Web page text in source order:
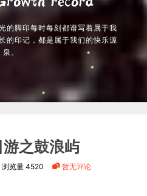
的脚印每时每刻都谱写着属于我
的印记，都是属于我们的快乐源
泉。
游之鼓浪屿
浏览量 4520 暂无评论